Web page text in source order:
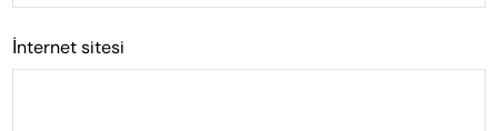
İnternet sitesi